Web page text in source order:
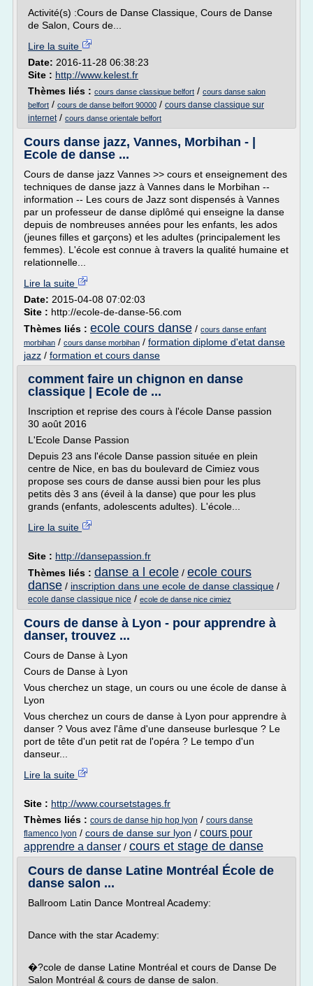
Activité(s) :Cours de Danse Classique, Cours de Danse
de Salon, Cours de...
Lire la suite
Date: 2016-11-28 06:38:23
Site : http://www.kelest.fr
Thèmes liés : cours danse classique belfort / cours danse salon
belfort / cours de danse belfort 90000 / cours danse classique sur
internet/ cours danse orientale belfort
Cours danse jazz, Vannes, Morbihan - |
Ecole de danse ...
Cours de danse jazz Vannes >> cours et enseignement des
techniques de danse jazz à Vannes dans le Morbihan --
information -- Les cours de Jazz sont dispensés à Vannes
par un professeur de danse diplômé qui enseigne la danse
depuis de nombreuses années pour les enfants, les ados
(jeunes filles et garçons) et les adultes (principalement les
femmes). L'école est connue à travers la qualité humaine et
relationnelle...
Lire la suite
Date: 2015-04-08 07:02:03
Site : http://ecole-de-danse-56.com
Thèmes liés : ecole cours danse / cours danse enfant
morbihan / cours danse morbihan / formation diplome d'etat danse
jazz / formation et cours danse
comment faire un chignon en danse
classique | Ecole de ...
Inscription et reprise des cours à l'école Danse passion
30 août 2016
L'Ecole Danse Passion
Depuis 23 ans l'école Danse passion située en plein
centre de Nice, en bas du boulevard de Cimiez vous
propose ses cours de danse aussi bien pour les plus
petits dès 3 ans (éveil à la danse) que pour les plus
grands (enfants, adolescents adultes). L'école...
Lire la suite
Site : http://dansepassion.fr
Thèmes liés : danse a l ecole / ecole cours
danse / inscription dans une ecole de danse classique /
ecole danse classique nice / ecole de danse nice cimiez
Cours de danse à Lyon - pour apprendre à
danser, trouvez ...
Cours de Danse à Lyon
Cours de Danse à Lyon
Vous cherchez un stage, un cours ou une école de danse à
Lyon
Vous cherchez un cours de danse à Lyon pour apprendre à
danser ? Vous avez l'âme d'une danseuse burlesque ? Le
port de tête d'un petit rat de l'opéra ? Le tempo d'un
danseur...
Lire la suite
Site : http://www.coursetstages.fr
Thèmes liés : cours de danse hip hop lyon / cours danse
flamenco lyon / cours de danse sur lyon / cours pour
apprendre a danser / cours et stage de danse
Cours de danse Latine Montréal École de
danse salon ...
Ballroom Latin Dance Montreal Academy:
Dance with the star Academy:
�?cole de danse Latine Montréal et cours de Danse De
Salon Montréal & cours de danse de salon.